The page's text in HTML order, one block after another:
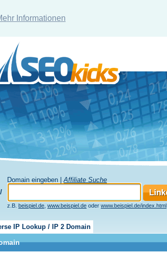
Informationen
Domain eingeben | Affiliate Suche
z.B. beispiel.de www.beispiel.de oder www.beispiel.de/index.html
IP Lookup / IP 2 Domain